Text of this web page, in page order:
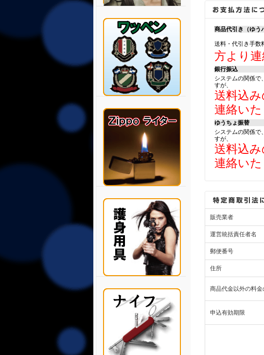
商品代引き（ゆう
送料・代引き手数
方より連
銀行振込
システムの関係で
すが、
送料込
連絡いた
ゆうちょ振替
システムの関係で
すが、
送料込
連絡いた
販売業者
運営統括責任者名
郵便番号
住所
商品代金以外の料金
申込有効期限